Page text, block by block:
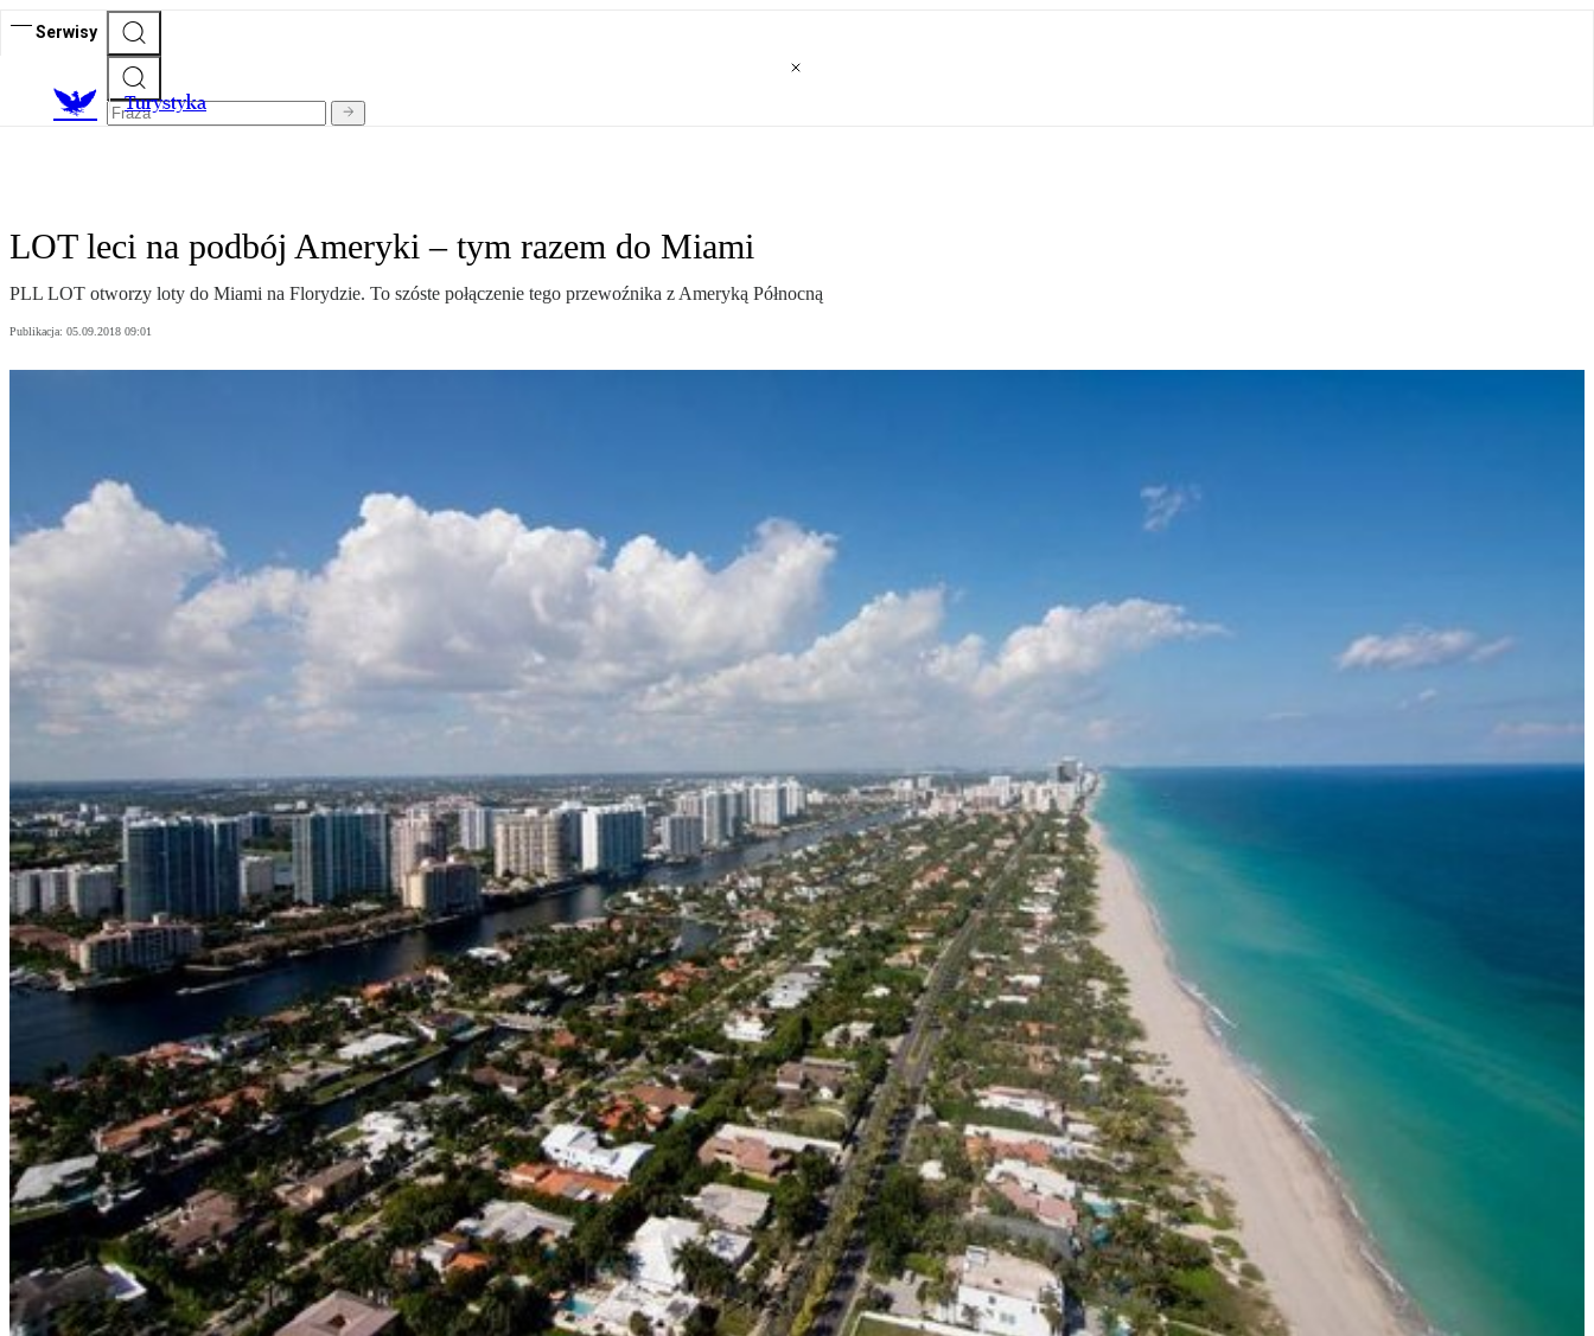
Serwisy
Turystyka
LOT leci na podbój Ameryki – tym razem do Miami
PLL LOT otworzy loty do Miami na Florydzie. To szóste połączenie tego przewoźnika z Ameryką Północną
Publikacja: 05.09.2018 09:01